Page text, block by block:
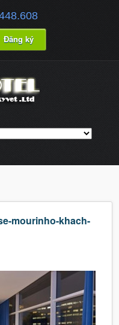
Đăng ký
mourinho-khach-